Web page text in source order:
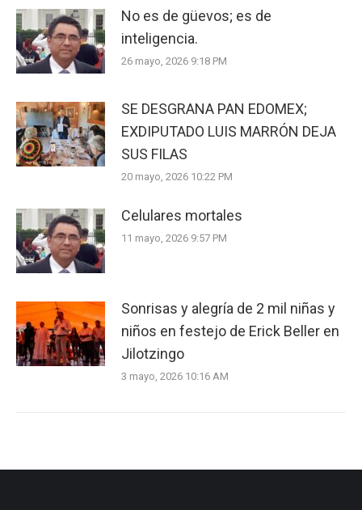
No es de güevos; es de
inteligencia.
26 mayo, 2026 9:18 PM
SE DESGRANA PAN EDOMEX;
EXDIPUTADO LUIS MARRÓN DEJA
SUS FILAS
20 mayo, 2026 10:22 PM
Celulares mortales
11 mayo, 2026 9:57 PM
Sonrisas y alegría de 2 mil niñas y
niños en festejo de Erick Beller en
Jilotzingo
3 mayo, 2026 10:16 AM